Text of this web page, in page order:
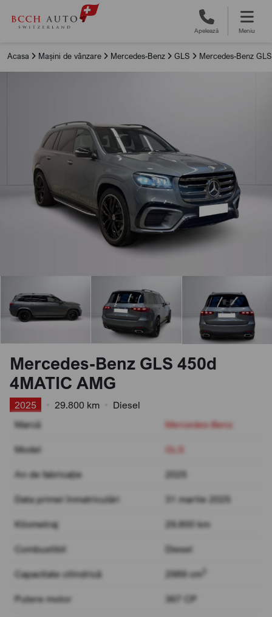
Apelează Meniu
Acasa Mașini de vânzare Mercedes-Benz GLS Mercedes-Benz
Mercedes-Benz GLS 450d
4MATIC AMG
2025 29.800 km
Diesel
Marcă
Mercedes-Benz
Model GLS
An de fabricație 2025
Data primei înmatriculări 31 martie 2025
Kilometraj 29.800 km
Combustibil Diesel
Capacitate cilindrică 2989 cm
Putere motor 367 CP